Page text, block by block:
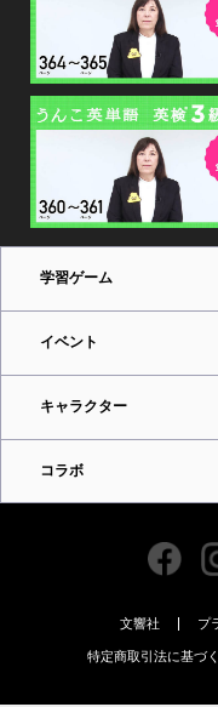
学習ゲーム
イベント
キャラクター
コラボ
文響社 プ
特定商取引法に基づ